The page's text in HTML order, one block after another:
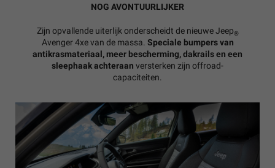
NOG AVONTUURLIJKER
Zijn opvallende uiterlijk onderscheidt de nieuwe Jeep®
Avenger 4xe van de massa. Speciale bumpers van
antikrasmateriaal, meer bescherming, dakrails en een
sleephaak achteraan versterken zijn offroad-
capaciteiten.